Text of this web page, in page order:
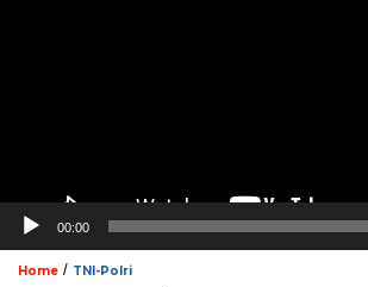
00:00
Home / TNI-Polri